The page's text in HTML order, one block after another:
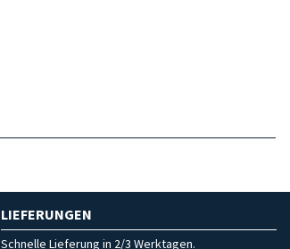
LIEFERUNGEN
Schnelle Lieferung in 2/3 Werktagen.